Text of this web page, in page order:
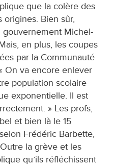
que la colère des
Bien sûr,
Michel-
en plus, les coupes
par la Communauté
On va encore enlever
population scolaire
exponentielle. Il est
» Les profs,
et bien là le 15
Frédéric Barbette,
la grève et les
qu’ils réfléchissent